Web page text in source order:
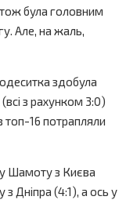
тож була головним
Але, на жаль,
здобула
з рахунком 3:0)
топ-16 потрапляли
Шамоту з Києва
Дніпра (4:1), а ось у